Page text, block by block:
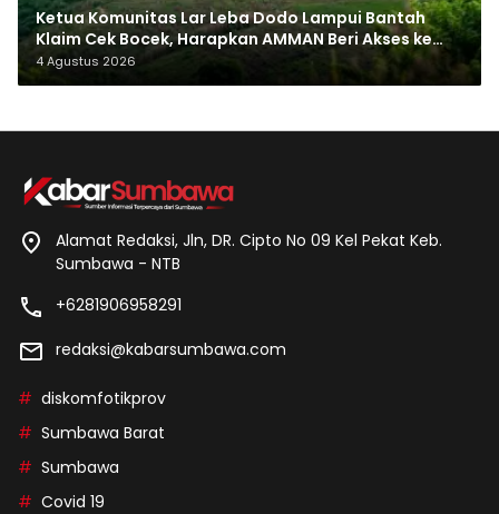
Ketua Komunitas Lar Leba Dodo Lampui Bantah
Klaim Cek Bocek, Harapkan AMMAN Beri Akses ke
Makam Leluhur
4 Agustus 2026
Alamat Redaksi, Jln, DR. Cipto No 09 Kel Pekat Keb.
Sumbawa - NTB
+6281906958291
redaksi@kabarsumbawa.com
diskomfotikprov
Sumbawa Barat
Sumbawa
Covid 19